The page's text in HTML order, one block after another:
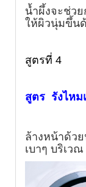
น้ำผึ้งจะช่ว
ให้ผิวนุ่มขึ้น
สูตรที่ 4
สูตร รังไหม
ล้างหน้าด้ว
เบาๆ บริเว